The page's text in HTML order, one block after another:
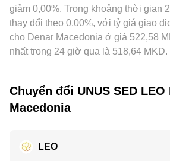
thiên giữa các nền tảng.
giảm 0,00%. Trong khoảng thời gian
thay đổi theo 0,00%, với tỷ giá giao
cho Denar Macedonia ở giá 522,58
nhất trong 24 giờ qua là 518,64 MKD.
Chuyển đổi UNUS SED LEO
Macedonia
LEO